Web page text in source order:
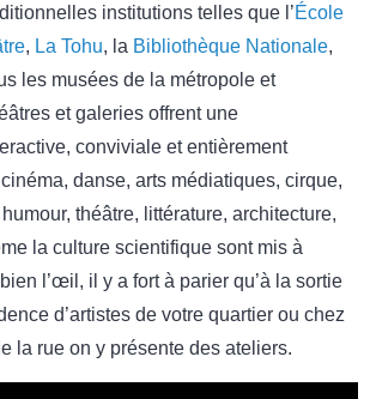
institutions telles que l’École
, La Tohu, la Bibliothèque Nationale,
les musées de la métropole et
et galeries offrent une
conviviale et entièrement
danse, arts médiatiques, cirque,
théâtre, littérature, architecture,
la culture scientifique sont mis à
bien l’œil, il y a fort à parier qu’à la sortie
d’artistes de votre quartier ou chez
la rue on y présente des ateliers.